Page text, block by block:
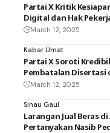
Partai X Kritik
Digital dan Hak
March 12, 2025
Kabar Umat
Partai X Soroti
Pembatalan Disertasi
March 12, 2025
Sinau Gaul
Larangan Jual Beras
Pertanyakan Nasib